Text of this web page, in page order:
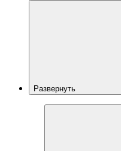
Развернуть